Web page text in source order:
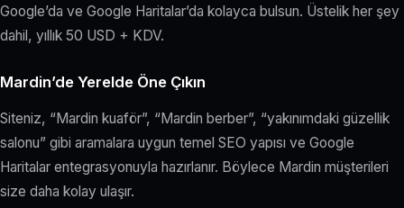
Google’da ve Google Haritalar’da kolayca bulsun. Üstelik her şey
dahil, yıllık 50 USD + KDV.
Mardin’de Yerelde Öne Çıkın
Siteniz, “Mardin kuaför”, “Mardin berber”, “yakınımdaki güzellik
salonu” gibi aramalara uygun temel SEO yapısı ve Google
Haritalar entegrasyonuyla hazırlanır. Böylece Mardin müşterileri
size daha kolay ulaşır.